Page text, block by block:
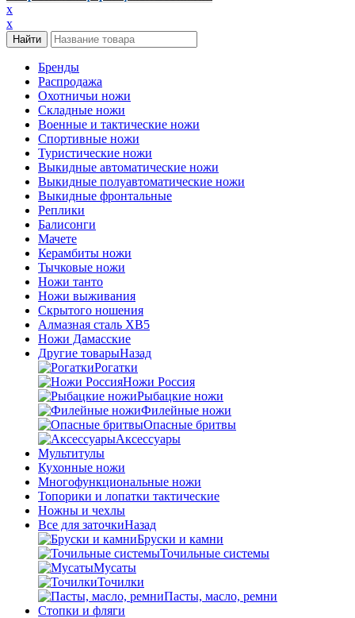
x
x
Бренды
Распродажа
Охотничьи ножи
Складные ножи
Военные и тактические ножи
Спортивные ножи
Туристические ножи
Выкидные автоматические ножи
Выкидные полуавтоматические ножи
Выкидные фронтальные
Реплики
Балисонги
Мачете
Керамбиты ножи
Тычковые ножи
Ножи танто
Ножи выживания
Скрытого ношения
Алмазная сталь ХВ5
Ножи Дамасские
Другие товарыНазад
Рогатки
Ножи Россия
Рыбацкие ножи
Филейные ножи
Опасные бритвы
Аксессуары
Мультитулы
Кухонные ножи
Многофункциональные ножи
Топорики и лопатки тактические
Ножны и чехлы
Все для заточкиНазад
Бруски и камни
Точильные системы
Мусаты
Точилки
Пасты, масло, ремни
Стопки и фляги